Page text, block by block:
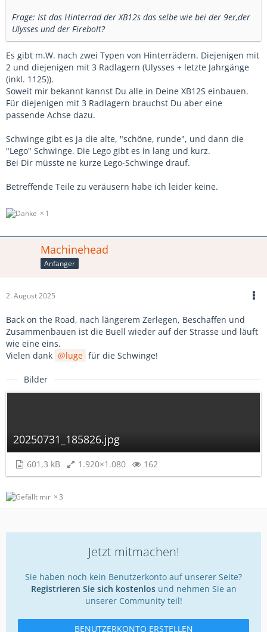
Frage: Ist das Hinterrad der XB12s das selbe wie bei der 9er,der
Ulysses und der Firebolt?
Es gibt m.W. nach zwei Typen von Hinterrädern. Diejenigen mit
2 und diejenigen mit 3 Radlagern (Ulysses + letzte Jahrgänge
(inkl. 1125)).
Soweit mir bekannt kannst Du alle in Deine XB12S einbauen.
Für diejenigen mit 3 Radlagern brauchst Du aber eine
passende Achse dazu.
Schwinge gibt es ja die alte, "schöne, runde", und dann die
"Lego" Schwinge. Die Lego gibt es in lang und kurz.
Bei Dir müsste ne kurze Lego-Schwinge drauf.
Betreffende Teile zu veräusern habe ich leider keine.
1
Machinehead
Anfänger
2. August 2025
Back on the Road, nach längerem Zerlegen, Beschaffen und
Zusammenbauen ist die Buell wieder auf der Strasse und läuft
wie eine eins.
Vielen dank
luge für die Schwinge!
Bilder
20250731_185826.jpg
601,3 kB 1.920×1.080 162
3
Jetzt mitmachen!
Sie haben noch kein Benutzerkonto auf unserer Seite?
Registrieren Sie sich kostenlosund nehmen Sie an
unserer Community teil!
BENUTZERKONTO ERSTELLEN